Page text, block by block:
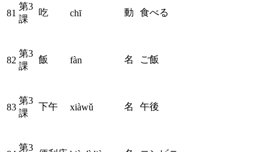
81
第3
課
吃 chī 動 食べる
82
第3
課
飯 fàn 名 ご飯
83
第3
課
下午 xiàwǔ 名 午後
第3